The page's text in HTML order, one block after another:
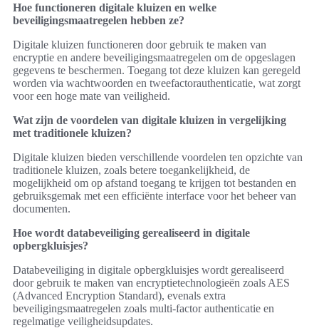
Hoe functioneren digitale kluizen en welke
beveiligingsmaatregelen hebben ze?
Digitale kluizen functioneren door gebruik te maken van
encryptie en andere beveiligingsmaatregelen om de opgeslagen
gegevens te beschermen. Toegang tot deze kluizen kan geregeld
worden via wachtwoorden en tweefactorauthenticatie, wat zorgt
voor een hoge mate van veiligheid.
Wat zijn de voordelen van digitale kluizen in vergelijking
met traditionele kluizen?
Digitale kluizen bieden verschillende voordelen ten opzichte van
traditionele kluizen, zoals betere toegankelijkheid, de
mogelijkheid om op afstand toegang te krijgen tot bestanden en
gebruiksgemak met een efficiënte interface voor het beheer van
documenten.
Hoe wordt databeveiliging gerealiseerd in digitale
opbergkluisjes?
Databeveiliging in digitale opbergkluisjes wordt gerealiseerd
door gebruik te maken van encryptietechnologieën zoals AES
(Advanced Encryption Standard), evenals extra
beveiligingsmaatregelen zoals multi-factor authenticatie en
regelmatige veiligheidsupdates.